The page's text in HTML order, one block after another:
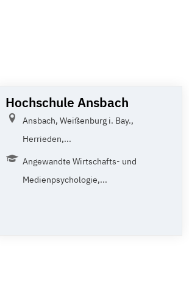
Hochschule Ansbach
Ansbach, Weißenburg i. Bay.,
Herrieden,...
Angewandte Wirtschafts- und
Medienpsychologie,...